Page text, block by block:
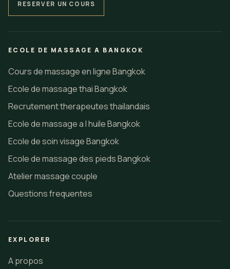
RESERVER UN COURS
ECOLE DE MASSAGE A BANGKOK
Cours de massage en ligne Bangkok
Ecole de massage thai Bangkok
Recrutement therapeutes thailandais
Ecole de massage a l huile Bangkok
Ecole de soin visage Bangkok
Ecole de massage des pieds Bangkok
Atelier massage couple
Questions frequentes
EXPLORER
A propos